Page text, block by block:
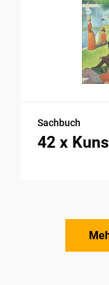
Sachbuch
42 x